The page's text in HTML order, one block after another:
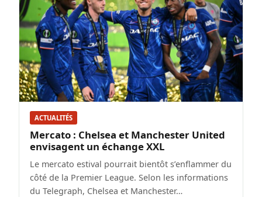
ACTUALITÉS
Mercato : Chelsea et Manchester United
envisagent un échange XXL
Le mercato estival pourrait bientôt s’enflammer du
côté de la Premier League. Selon les informations
du Telegraph, Chelsea et Manchester…